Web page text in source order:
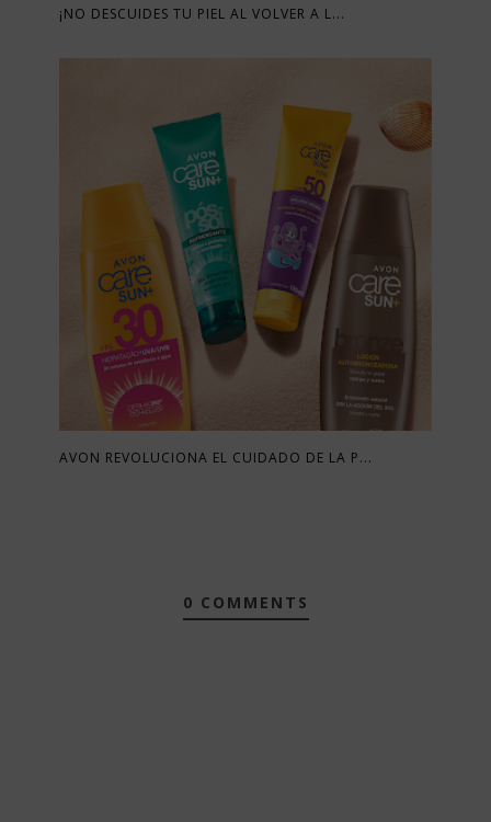
¡NO DESCUIDES TU PIEL AL VOLVER A L...
AVON REVOLUCIONA EL CUIDADO DE LA P...
0 COMMENTS